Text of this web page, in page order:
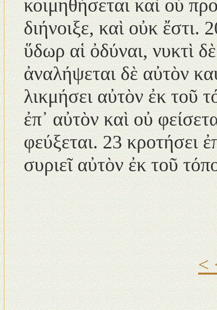
κοιμηθήσεται καὶ οὐ
διήνοιξε, καὶ οὐκ
ὕδωρ αἱ ὀδύναι, νυκτὶ
ἀναλήψεται δὲ αὐτὸν
λικμήσει αὐτὸν ἐκ τοῦ
ἐπ᾿ αὐτὸν καὶ οὐ
φεύξεται. 23 κροτήσει
συριεῖ αὐτὸν ἐκ τοῦ
<